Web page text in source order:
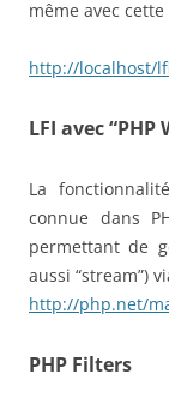
même avec
http://localhost/
LFI avec “PHP
La
connue dans
permettant de
aussi “stream”)
http://php.net/
PHP Filters